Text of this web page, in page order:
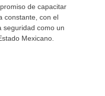
de capacitar al
constante, con el
seguridad como un
Mexicano.